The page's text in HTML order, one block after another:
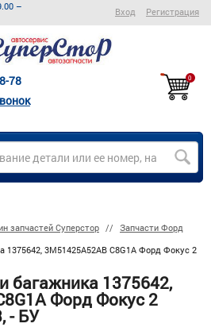
–
Вход Регистрация
78
0
запчастей Суперстор
Запчасти Форд
3M51425A52AB C8G1A Форд Фокус 2
1375642,
Форд Фокус 2
- БУ